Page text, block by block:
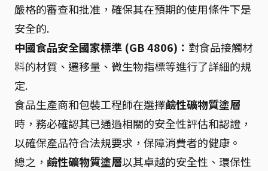
嚴格的審查和批准，確保其在預期的使用條件下是
安全的.
中國食品安全國家標準 (GB 4806)： 對食品接觸材
料的材質、遷移量、微生物指標等進行了詳細的規
定.
食品生產商和包裝工程師在選擇鹼性礦物質塗層
時，務必確認其已通過相關的安全性評估和認證，
以確保產品符合法規要求，保障消費者的健康。
總之， 鹼性礦物質塗層以其卓越的安全性、環保性